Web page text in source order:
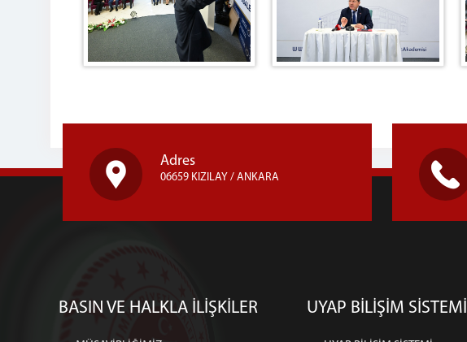
Adres
06659 KIZILAY / ANKARA
BASIN VE HALKLA İLİŞKİLER UYAP BİLİŞİM SİSTEMİ